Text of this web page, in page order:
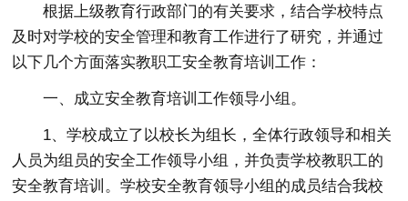
根据上级教育行政部门的有关要求，结合学校特点
及时对学校的安全管理和教育工作进行了研究，并通过
以下几个方面落实教职工安全教育培训工作：
一、成立安全教育培训工作领导小组。
1、学校成立了以校长为组长，全体行政领导和相关
人员为组员的安全工作领导小组，并负责学校教职工的
安全教育培训。学校安全教育领导小组的成员结合我校